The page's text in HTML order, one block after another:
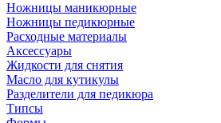
Ножницы маникюрные
Ножницы педикюрные
Расходные материалы
Аксессуары
Жидкости для снятия
Масло для кутикулы
Разделители для педикюра
Типсы